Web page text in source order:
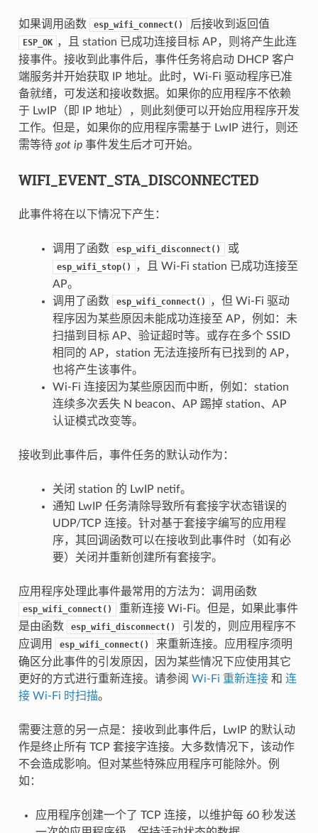
如果调用函数 esp_wifi_connect() 后接收到返回值
ESP_OK ，且 station 已成功连接目标 AP，则将产生此连
接事件。接收到此事件后，事件任务将启动 DHCP 客户
端服务并开始获取 IP 地址。此时，Wi-Fi 驱动程序已准
备就绪，可发送和接收数据。如果你的应用程序不依赖
于 LwIP（即 IP 地址），则此刻便可以开始应用程序开发
工作。但是，如果你的应用程序需基于 LwIP 进行，则还
需等待 got ip事件发生后才可开始。
WIFI_EVENT_STA_DISCONNECTED
此事件将在以下情况下产生：
调用了函数 esp_wifi_disconnect() 或
esp_wifi_stop()
，且 Wi-Fi station 已成功连接至
AP。
调用了函数
esp_wifi_connect()
，但 Wi-Fi 驱动
程序因为某些原因未能成功连接至 AP，例如：未
扫描到目标 AP、验证超时等。或存在多个 SSID
相同的 AP，station 无法连接所有已找到的 AP，
也将产生该事件。
Wi-Fi 连接因为某些原因而中断，例如：station
连续多次丢失 N beacon、AP 踢掉 station、AP
认证模式改变等。
接收到此事件后，事件任务的默认动作为：
关闭 station 的 LwIP netif。
通知 LwIP 任务清除导致所有套接字状态错误的
UDP/TCP 连接。针对基于套接字编写的应用程
序，其回调函数可以在接收到此事件时（如有必
要）关闭并重新创建所有套接字。
应用程序处理此事件最常用的方法为：调用函数
esp_wifi_connect()
重新连接 Wi-Fi。但是，如果此事件
是由函数
esp_wifi_disconnect()
引发的，则应用程序不
应调用
esp_wifi_connect()
来重新连接。应用程序须明
确区分此事件的引发原因，因为某些情况下应使用其它
更好的方式进行重新连接。请参阅 Wi-Fi 重新连接和 连
接 Wi-Fi 时扫描。
需要注意的另一点是：接收到此事件后，LwIP 的默认动
作是终止所有 TCP 套接字连接。大多数情况下，该动作
不会造成影响。但对某些特殊应用程序可能除外。例
如：
应用程序创建一个了 TCP 连接，以维护每 60 秒发送